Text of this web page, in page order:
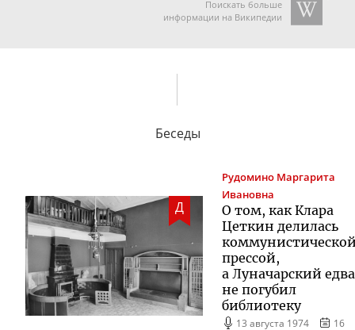
Поискать больше
информации на Википедии
Беседы
Д
Рудомино Маргарита
Ивановна
О том, как Клара
Цеткин делилась
прессой,
а Луначарский едва
не погубил
библиотеку
13 августа 1974
16